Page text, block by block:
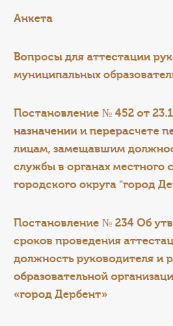
Анкета
Вопросы для аттестации
муниципальных
Постановление № 452 от
назначении и перерасчете
лицам, замещавшим
службы в органах местного
городского округа "город
Постановление № 234 Об
сроков проведения
должность руководителя и
образовательной
«город Дербент»